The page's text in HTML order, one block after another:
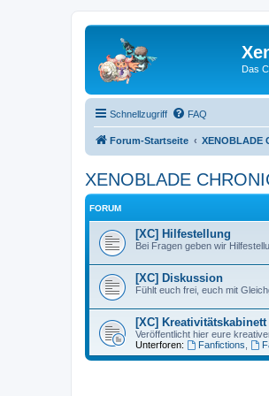
Das
Schnellzugriff FAQ
Forum-Startseite XENOBLADE
XENOBLADE
FORUM
[XC] Hilfestellung
Bei Fragen geben wir
[XC] Diskussion
Fühlt euch frei, euch mit
[XC] Kreativitätskabinett
Veröffentlicht hier eure
Unterforen:
Fanfictions